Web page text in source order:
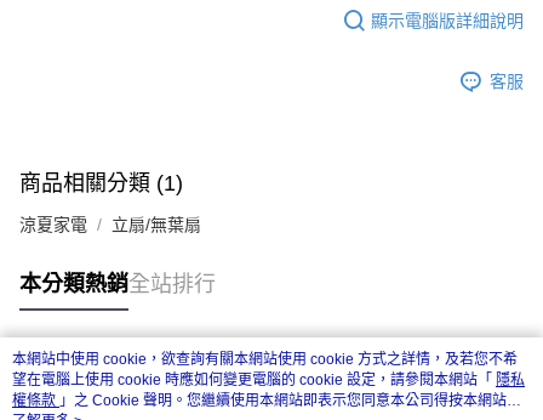
顯示電腦版詳細說明
客服
商品相關分類 (1)
涼夏家電 立扇/無葉扇
本分類熱銷全站排行
熱門標籤
本網站中使用 cookie，欲查詢有關本網站使用 cookie 方式之詳情，及若您不希
望在電腦上使用 cookie 時應如何變更電腦的 cookie 設定，請參閱本網站「 隱私
權條款 」之 Cookie 聲明。您繼續使用本網站即表示您同意本公司得按本網站使